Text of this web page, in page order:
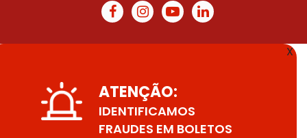
X
ATENÇÃO:
IDENTIFICAMOS
FRAUDES EM BOLETOS